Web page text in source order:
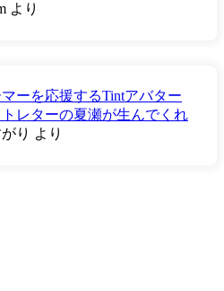
より
ーを応援するTintアバター
レターの夏瀬が生んでくれ
り より